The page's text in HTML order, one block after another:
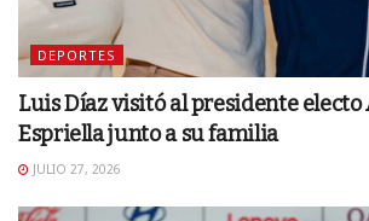
DEPORTES
Luis Díaz visitó al presidente electo
Espriella junto a su familia
JULIO 27, 2026